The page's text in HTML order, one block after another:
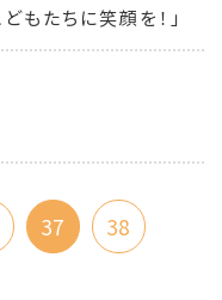
もたちに笑顔を！」
37 38